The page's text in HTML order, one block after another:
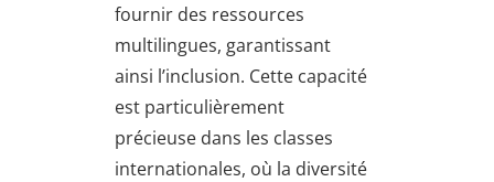
fournir des ressources
multilingues, garantissant
ainsi l’inclusion. Cette capacité
est particulièrement
précieuse dans les classes
internationales, où la diversité